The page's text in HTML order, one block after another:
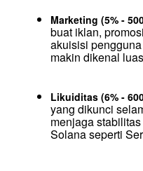
Marketing (5% -
buat iklan,
akuisisi
makin dikenal
Likuiditas (6% -
yang dikunci
menjaga
Solana seperti